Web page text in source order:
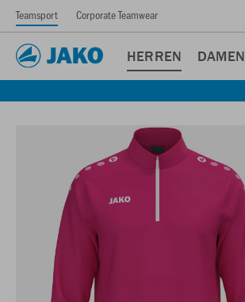
Teamsport Corporate Teamwear
HERREN DAMEN